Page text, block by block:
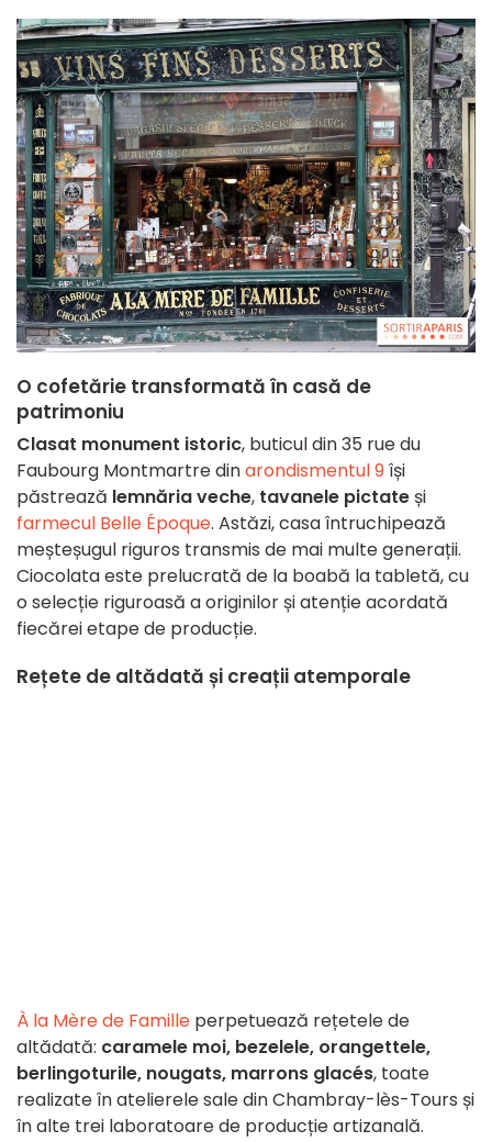
O cofetărie transformată în casă de
patrimoniu
Clasat monument istoric, buticul din 35 rue du
Faubourg Montmartre dinarondismentul 9își
păstrează lemnăria veche, tavanele pictate și
farmecul Belle Époque. Astăzi, casa întruchipează
meșteșugul riguros transmis de mai multe generații.
Ciocolata este prelucrată de la boabă la tabletă, cu
o selecție riguroasă a originilor și atenție acordată
fiecărei etape de producție.
Rețete de altădată și creații atemporale
À la Mère de Famille perpetuează rețetele de
altădată: caramele moi, bezelele, orangettele,
berlingoturile, nougats, marrons glacés, toate
realizate în atelierele sale din Chambray-lès-Tours și
în alte trei laboratoare de producție artizanală.